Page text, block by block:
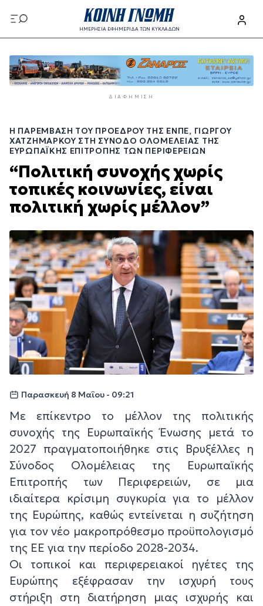
προς
το
περιεχόμενο
ΗΜΕΡΗΣΙΑ ΕΦΗΜΕΡΙΔΑ ΤΩΝ ΚΥΚΛΑΔΩΝ
προς
το
κυρίως
ΔΙΑΦΉΜΙΣΗ
Η ΠΑΡΈΜΒΑΣΗ ΤΟΥ ΠΡΟΈΔΡΟΥ ΤΗΣ ΕΝΠΕ, ΓΙΏΡΓΟΥ
ΧΑΤΖΗΜΆΡΚΟΥ ΣΤΗ ΣΎΝΟΔΟ ΟΛΟΜΈΛΕΙΑΣ ΤΗΣ
ΕΥΡΩΠΑΪΚΉΣ ΕΠΙΤΡΟΠΉΣ ΤΩΝ ΠΕΡΙΦΕΡΕΙΏΝ
“Πολιτική συνοχής χωρίς
τοπικές κοινωνίες, είναι
πολιτική χωρίς μέλλον”
Παρασκευή 8 Μαΐου - 09:21
Με επίκεντρο το μέλλον της πολιτικής
συνοχής της Ευρωπαϊκής Ένωσης μετά το
2027 πραγματοποιήθηκε στις Βρυξέλλες η
Σύνοδος Ολομέλειας της Ευρωπαϊκής
Επιτροπής των Περιφερειών, σε μια
ιδιαίτερα κρίσιμη συγκυρία για το μέλλον
της Ευρώπης, καθώς εντείνεται η συζήτηση
για τον νέο μακροπρόθεσμο προϋπολογισμό
της ΕΕ για την περίοδο 2028-2034.
Οι τοπικοί και περιφερειακοί ηγέτες της
Ευρώπης εξέφρασαν την ισχυρή τους
στήριξη στη διατήρηση μιας ισχυρής και